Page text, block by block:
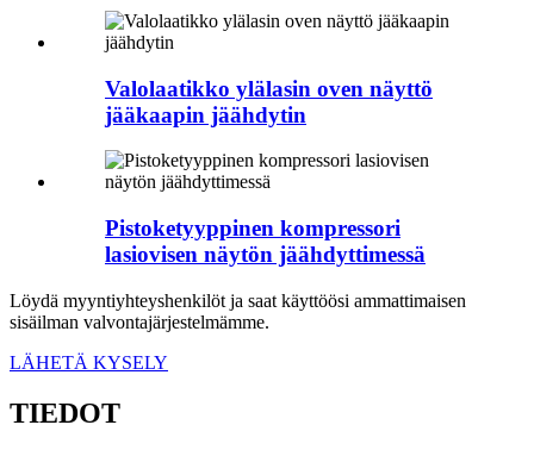
Valolaatikko ylälasin oven näyttö
jääkaapin jäähdytin
Pistoketyyppinen kompressori
lasiovisen näytön jäähdyttimessä
Löydä myyntiyhteyshenkilöt ja saat käyttöösi ammattimaisen
sisäilman valvontajärjestelmämme.
LÄHETÄ KYSELY
TIEDOT